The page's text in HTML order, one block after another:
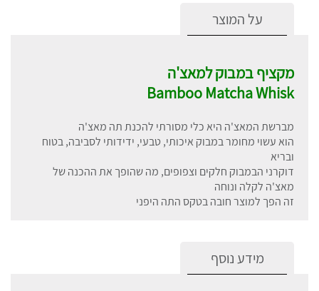
על המוצר
מקציף במבוק למאצ'ה
Bamboo Matcha Whisk
מברשת המאצ'ה היא כלי מסורתי להכנת תה מאצ'ה
הוא עשוי מחומר במבוק איכותי, טבעי, ידידותי לסביבה, בטוח
ובריא
דוקרני הבמבוק חלקים וצפופים, מה שהופך את ההכנה של
מאצ'ה לקלה ונוחה
זה הפך למוצר חובה בטקס התה היפני
מידע נוסף